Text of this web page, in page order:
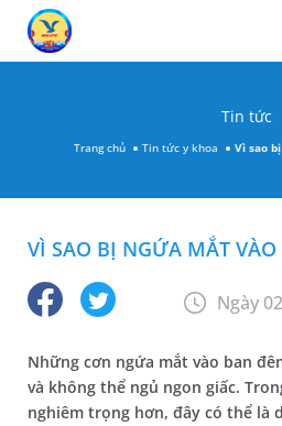
Tin tức
Trang chủ Tin tức y khoa Vì sao
VÌ SAO BỊ NGỨA MẮT
Ngày
Những cơn ngứa mắt vào ban
và không thể ngủ ngon giấc.
nghiêm trọng hơn, đây có thể là